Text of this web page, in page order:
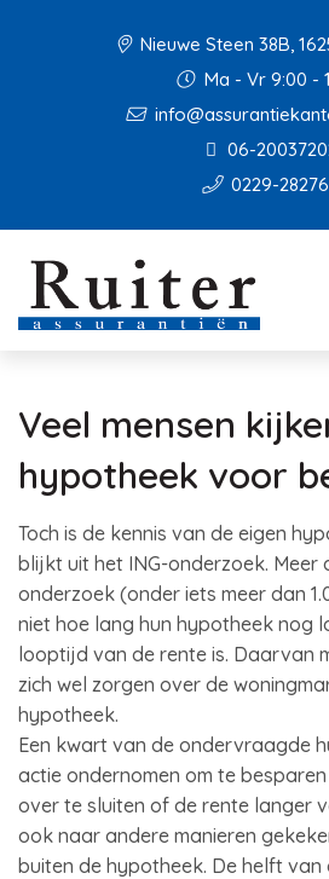
Nieuwe Steen 38B,
Ma - Vr 9:00 -
06-
0229-
Veel mensen
hypotheek voor
Toch is de kennis van de eigen
blijkt uit het ING-onderzoek. Meer
onderzoek (onder iets meer dan
niet hoe lang hun hypotheek nog
looptijd van de rente is. Daarvan
zich wel zorgen over de
hypotheek.
Een kwart van de ondervraagde
actie ondernomen om te
over te sluiten of de rente langer
ook naar andere manieren
buiten de hypotheek. De helft